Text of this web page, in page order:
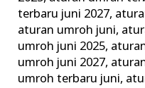
terbaru juni 2027,
aturan umroh juni,
umroh juni 2025,
umroh juni 2027,
umroh terbaru juni,
Tata
Caranya